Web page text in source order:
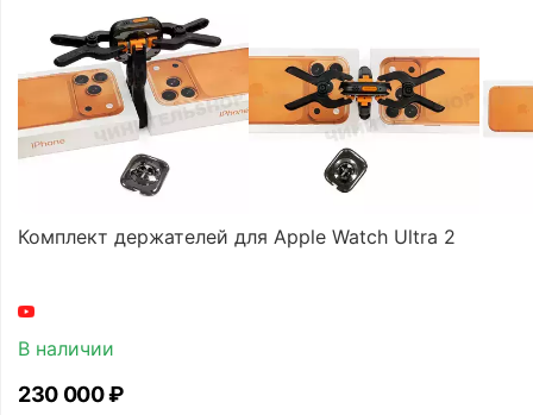
Комплект держателей для Apple Watch Ultra 2
В наличии
230 000₽